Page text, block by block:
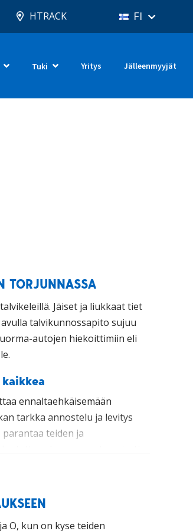
HTRACK FI
Tuki Yritys Jälleenmyyjät
TORJUNNASSA
Jäiset ja liukkaat tiet
talvikunnossapito sujuu
autojen hiekoittimiin eli
ennaltaehkäisemään
tarkka annostelu ja levitys
teiden ja
jäisillä teillä. Vaikka
käyttöalue ulottuu aina
O, kun on kyse teiden